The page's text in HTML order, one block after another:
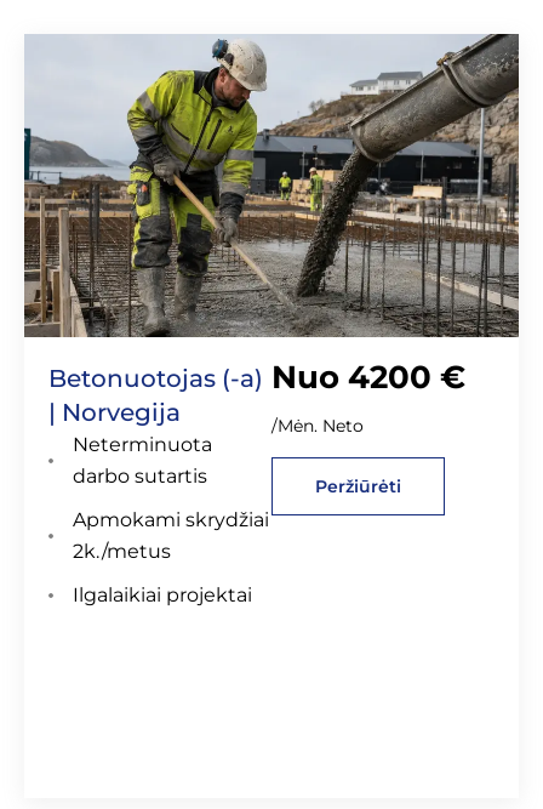
Betonuotojas (-a)
| Norvegija
Neterminuota
darbo sutartis
Apmokami skrydžiai
2k./metus
Ilgalaikiai projektai
Nuo 4200 €
/Mėn. Neto
Peržiūrėti